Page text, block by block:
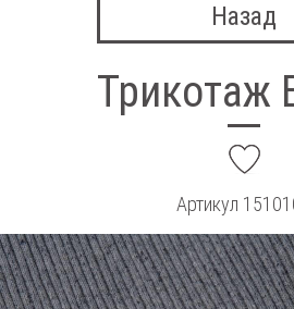
Назад
Трикотаж
Артикул